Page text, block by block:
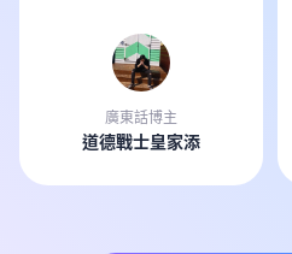
廣東話博主
道德戰士皇家添